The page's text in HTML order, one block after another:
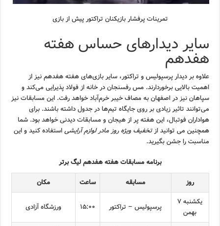
تمرینات پرفشار بازیکنان تراکتور پیش از بازی
سایر دیدارهای حساس هفته
هفدهم
علاوه بر دیدار پرسپولیس و تراکتور، سایر بازی‌های هفته هفدهم نیز از
اهمیت بالایی برخوردارند. مس رفسنجان در خانه از فولاد پذیرایی می‌کند و
سپاهان نیز در اصفهان به مصاف خیبر خرم‌آباد خواهد رفت. این مسابقات نیز
می‌توانند تاثیر زیادی بر روی جایگاه تیم‌ها در جدول داشته باشند. برای
هواداران فوتبال، این هفته پر از هیجان و مسابقات دیدنی خواهد بود. شما
همچنین می توانید ازتخفیف ویژه روز مادر لوازم آرایشیاستفاده کنید و این
مناسبت را جشن بگیرید.
برنامه مسابقات هفته هفدهم لیگ برتر
روز
مسابقه ساعت
مکان
یکشنبه ۷
بهمن
پرسپولیس – تراکتور ۱۵:۰۰ ورزشگاه آزادی